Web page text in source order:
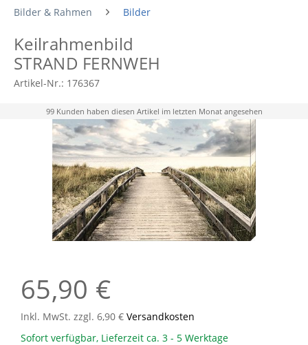
Bilder & Rahmen Bilder
Keilrahmenbild
STRAND FERNWEH
Artikel-Nr.: 176367
99 Kunden haben diesen Artikel im letzten Monat angesehen
65,90 €
Inkl. MwSt. zzgl. 6,90 € Versandkosten
Sofort verfügbar, Lieferzeit ca. 3 - 5 Werktage